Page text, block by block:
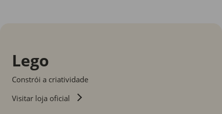
Lego
Constrói a criatividade
Visitar loja oficial